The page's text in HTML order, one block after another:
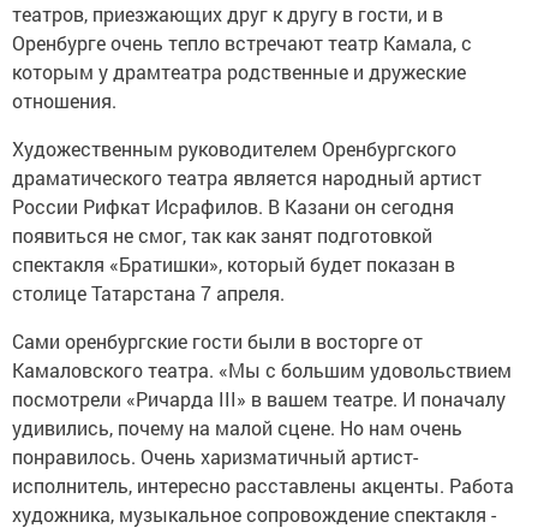
театров, приезжающих друг к другу в гости, и в
Оренбурге очень тепло встречают театр Камала, с
которым у драмтеатра родственные и дружеские
отношения.
Художественным руководителем Оренбургского
драматического театра является народный артист
России Рифкат Исрафилов. В Казани он сегодня
появиться не смог, так как занят подготовкой
спектакля «Братишки», который будет показан в
столице Татарстана 7 апреля.
Сами оренбургские гости были в восторге от
Камаловского театра. «Мы с большим удовольствием
посмотрели «Ричарда III» в вашем театре. И поначалу
удивились, почему на малой сцене. Но нам очень
понравилось. Очень харизматичный артист-
исполнитель, интересно расставлены акценты. Работа
художника, музыкальное сопровождение спектакля -